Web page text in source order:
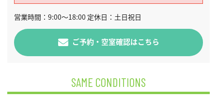
営業時間：9:00～18:00 定休日：土日祝日
ご予約・空室確認はこちら
SAME CONDITIONS